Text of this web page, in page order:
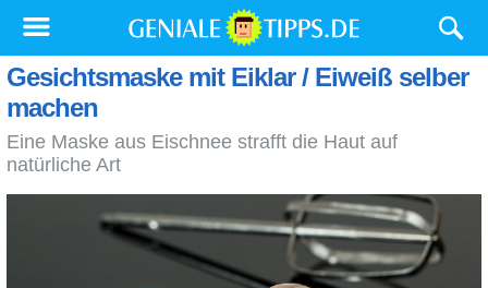
Gesichtsmaske mit Eiklar / Eiweiß selber
machen
Eine Maske aus Eischnee strafft die Haut auf
natürliche Art